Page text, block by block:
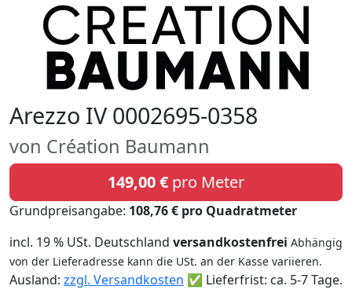
Arezzo IV 0002695-0358
von Création Baumann
149,00 € pro Meter
Grundpreisangabe: 108,76 € pro Quadratmeter
incl. 19 % USt. Deutschland versandkostenfrei Abhängig
von der Lieferadresse kann die USt. an der Kasse variieren.
Ausland: zzgl. Versandkosten ✅ Lieferfrist: ca. 5-7 Tage.